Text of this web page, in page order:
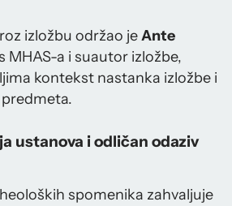
izložbu održao jeAnte
MHAS-a i suautor izložbe,
kontekst nastanka izložbe i
ustanova i odličan odaziv
spomenika zahvaljuje